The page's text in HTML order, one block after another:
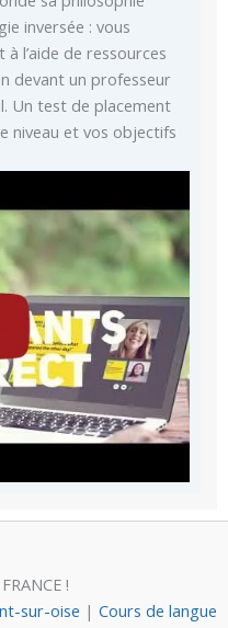
inversée : vous
l’aide de ressources
devant un professeur
Un test de placement
niveau et vos objectifs
!
sur-oise | Cours de langue